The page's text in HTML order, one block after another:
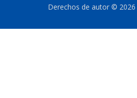
Derechos de autor © 2026